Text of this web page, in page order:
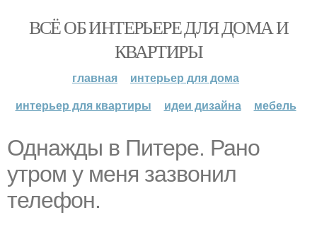
ВСЁ ОБ ИНТЕРЬЕРЕ ДЛЯ ДОМА И
КВАРТИРЫ
главная
интерьер для дома
интерьер для квартиры
идеи дизайна мебель
Однажды в Питере. Рано
утром у меня зазвонил
телефон.